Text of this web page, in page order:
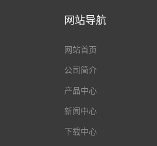
网站导航
网站首页
公司简介
产品中心
新闻中心
下载中心